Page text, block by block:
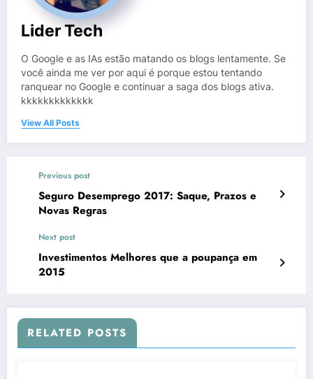
Lider Tech
O Google e as IAs estão matando os blogs lentamente. Se
você ainda me ver por aqui é porque estou tentando
ranquear no Google e continuar a saga dos blogs ativa.
kkkkkkkkkkkkk
View All Posts
Previous post
Seguro Desemprego 2017: Saque, Prazos e
Novas Regras
Next post
Investimentos Melhores que a poupança em
2015
RELATED POSTS